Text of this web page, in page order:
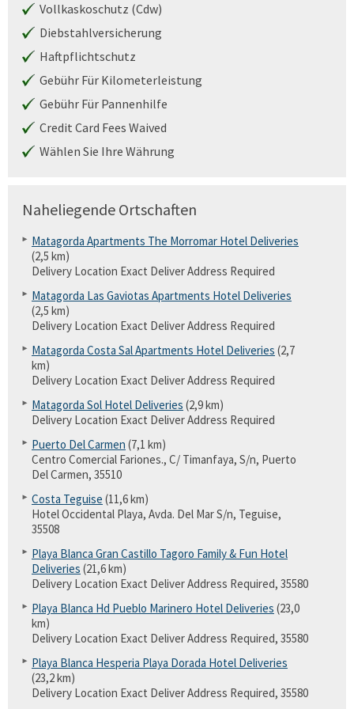
Vollkaskoschutz (Cdw)
Diebstahlversicherung
Haftpflichtschutz
Gebühr Für Kilometerleistung
Gebühr Für Pannenhilfe
Credit Card Fees Waived
Wählen Sie Ihre Währung
Naheliegende Ortschaften
Matagorda Apartments The Morromar Hotel Deliveries
(2,5 km)
Delivery Location Exact Deliver Address Required
Matagorda Las Gaviotas Apartments Hotel Deliveries
(2,5 km)
Delivery Location Exact Deliver Address Required
Matagorda Costa Sal Apartments Hotel Deliveries (2,7
km)
Delivery Location Exact Deliver Address Required
Matagorda Sol Hotel Deliveries (2,9 km)
Delivery Location Exact Deliver Address Required
Puerto Del Carmen (7,1 km)
Centro Comercial Fariones., C/ Timanfaya, S/n, Puerto
Del Carmen, 35510
Costa Teguise (11,6 km)
Hotel Occidental Playa, Avda. Del Mar S/n, Teguise,
35508
Playa Blanca Gran Castillo Tagoro Family & Fun Hotel
Deliveries (21,6 km)
Delivery Location Exact Deliver Address Required, 35580
Playa Blanca Hd Pueblo Marinero Hotel Deliveries (23,0
km)
Delivery Location Exact Deliver Address Required, 35580
Playa Blanca Hesperia Playa Dorada Hotel Deliveries
(23,2 km)
Delivery Location Exact Deliver Address Required, 35580